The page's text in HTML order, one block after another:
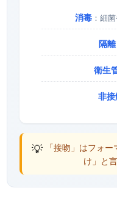
消毒：細
隔離
衛生
非
💡 「接吻」はフォ
け」と